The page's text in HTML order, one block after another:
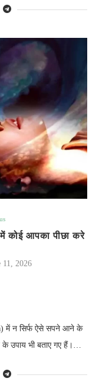
आपका पीछा करे
11, 2026
में न सिर्फ ऐसे सपने आने के
के उपाय भी बताए गए हैं।…